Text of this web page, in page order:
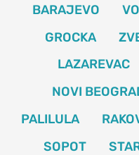
BARAJEVO
GROCKA
LAZAREVAC
NOVI
PALILULA
SOPOT